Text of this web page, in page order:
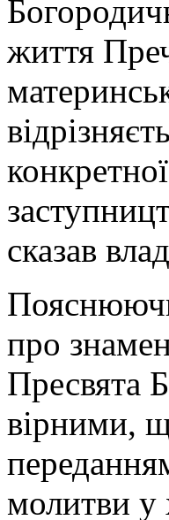
життя
сказав
про
Пресвята
вірними,
молитви у